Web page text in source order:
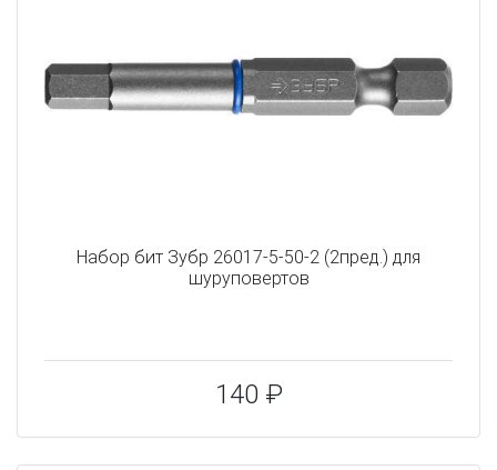
Набор бит Зубр 26017-5-50-2 (2пред.) для
шуруповертов
140 ₽